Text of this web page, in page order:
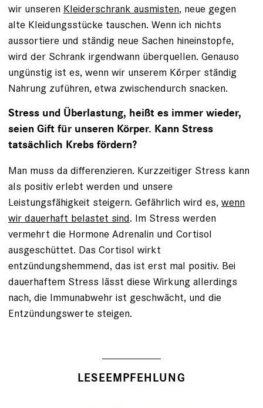
wir unseren Kleiderschrank ausmisten, neue gegen
alte Kleidungsstücke tauschen. Wenn ich nichts
aussortiere und ständig neue Sachen hineinstopfe,
wird der Schrank irgendwann überquellen. Genauso
ungünstig ist es, wenn wir unserem Körper ständig
Nahrung zuführen, etwa zwischendurch snacken.
Stress und Überlastung, heißt es immer wieder,
seien Gift für unseren Körper. Kann Stress
tatsächlich Krebs fördern?
Man muss da differenzieren. Kurzzeitiger Stress kann
als positiv erlebt werden und unsere
Leistungsfähigkeit steigern. Gefährlich wird es, wenn
wir dauerhaft belastet sind. Im Stress werden
vermehrt die Hormone Adrenalin und Cortisol
ausgeschüttet. Das Cortisol wirkt
entzündungshemmend, das ist erst mal positiv. Bei
dauerhaftem Stress lässt diese Wirkung allerdings
nach, die Immunabwehr ist geschwächt, und die
Entzündungswerte steigen.
LESEEMPFEHLUNG